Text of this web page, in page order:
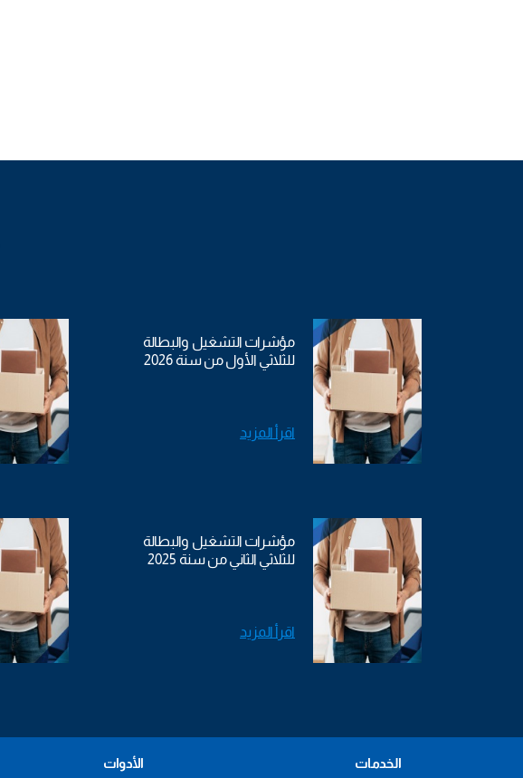
مؤشرات التشغيل والبطالة
للثلاثي الأول من سنة 2026
اقرأ المزيد
مؤشرات التشغيل والبطالة
للثلاثي الثاني من سنة 2025
اقرأ المزيد
الخدمات الأدوات